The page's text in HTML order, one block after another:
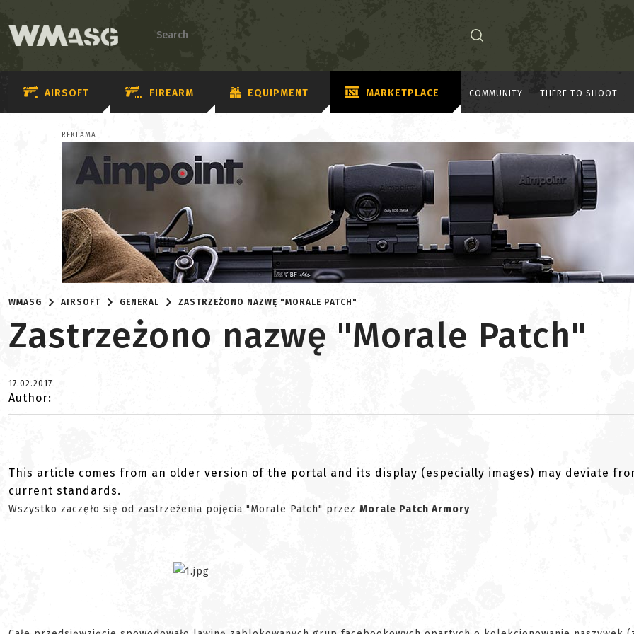
AIRSOFT FIREARM EQUIPMENT MARKETPLACE COMMUNITY THERE TO SHOOT
REKLAMA
WMASG AIRSOFT GENERAL ZASTRZEŻONO NAZWĘ "MORALE PATCH"
Zastrzeżono nazwę "Morale Patch"
17.02.2017
Author:
This article comes from an older version of the portal and its display (especially images) may deviate
current standards.
Wszystko zaczęło się od zastrzeżenia pojęcia "Morale Patch" przez Morale Patch Armory